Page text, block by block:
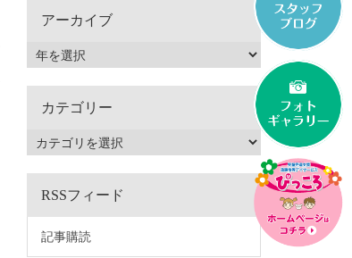
アーカイブ
カテゴリー
RSSフィード
記事購読